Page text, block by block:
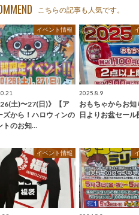
こちらの記事も人気です。
イベント情報
26(土)〜27(日)》【ア
ズから！ハロウィンの
トのお知…
2025.8.9
おもちゃからお知
日よりお盆セール
イベント情報